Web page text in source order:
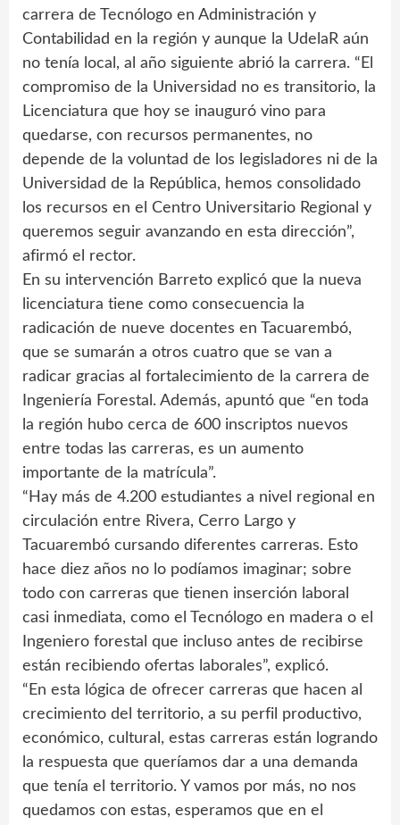
carrera de Tecnólogo en Administración y
Contabilidad en la región y aunque la UdelaR aún
no tenía local, al año siguiente abrió la carrera. “El
compromiso de la Universidad no es transitorio, la
Licenciatura que hoy se inauguró vino para
quedarse, con recursos permanentes, no
depende de la voluntad de los legisladores ni de la
Universidad de la República, hemos consolidado
los recursos en el Centro Universitario Regional y
queremos seguir avanzando en esta dirección”,
afirmó el rector.
En su intervención Barreto explicó que la nueva
licenciatura tiene como consecuencia la
radicación de nueve docentes en Tacuarembó,
que se sumarán a otros cuatro que se van a
radicar gracias al fortalecimiento de la carrera de
Ingeniería Forestal. Además, apuntó que “en toda
la región hubo cerca de 600 inscriptos nuevos
entre todas las carreras, es un aumento
importante de la matrícula”.
“Hay más de 4.200 estudiantes a nivel regional en
circulación entre Rivera, Cerro Largo y
Tacuarembó cursando diferentes carreras. Esto
hace diez años no lo podíamos imaginar; sobre
todo con carreras que tienen inserción laboral
casi inmediata, como el Tecnólogo en madera o el
Ingeniero forestal que incluso antes de recibirse
están recibiendo ofertas laborales”, explicó.
“En esta lógica de ofrecer carreras que hacen al
crecimiento del territorio, a su perfil productivo,
económico, cultural, estas carreras están logrando
la respuesta que queríamos dar a una demanda
que tenía el territorio. Y vamos por más, no nos
quedamos con estas, esperamos que en el